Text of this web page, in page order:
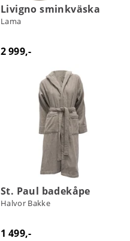
Livigno sminkväska
Lama
2 999,-
St. Paul badekåpe
Halvor Bakke
1 499,-